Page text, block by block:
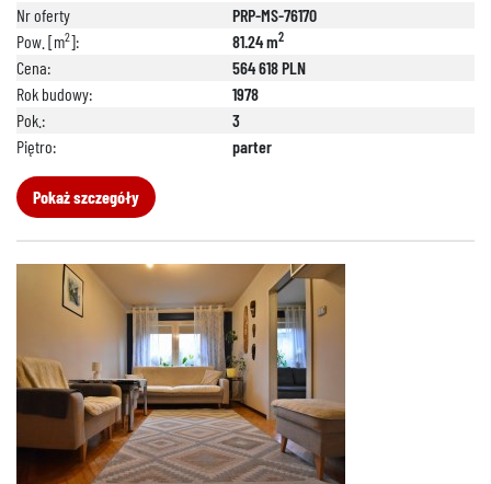
Nr oferty
PRP-MS-76170
Pow. [m2]: 81.24 m2
Cena:
564 618 PLN
Rok budowy:
1978
Pok.:
3
Piętro:
parter
Pokaż szczegóły